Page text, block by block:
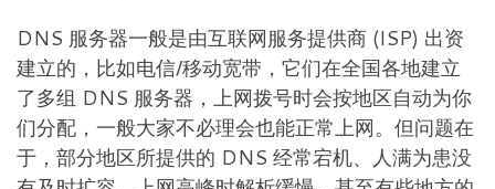
DNS 服务器一般是由互联网服务提供商 (ISP) 出资
建立的，比如电信/移动宽带，它们在全国各地建立
了多组 DNS 服务器，上网拨号时会按地区自动为你
们分配，一般大家不必理会也能正常上网。但问题在
于，部分地区所提供的 DNS 经常宕机、人满为患没